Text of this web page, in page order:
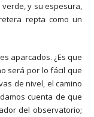
y su espesura,
repta como un
¿Es que
será por lo fácil que
de nivel, el camino
cuenta de que
del observatorio;